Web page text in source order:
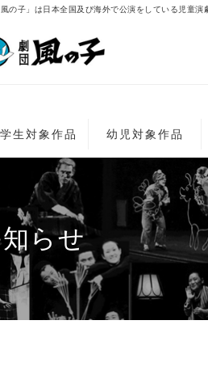
風の子」は日本全国及び海外で公演をしている児童演
生対象作品 幼児対象作品
らせ